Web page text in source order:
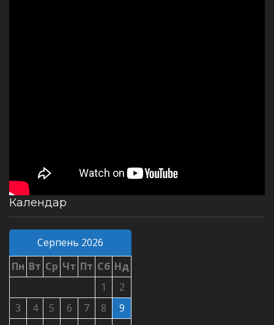
Календар
Серпень 2026
Пн Вт Ср Чт Пт Сб Нд
1
2
3
4 5 6 7 8
9